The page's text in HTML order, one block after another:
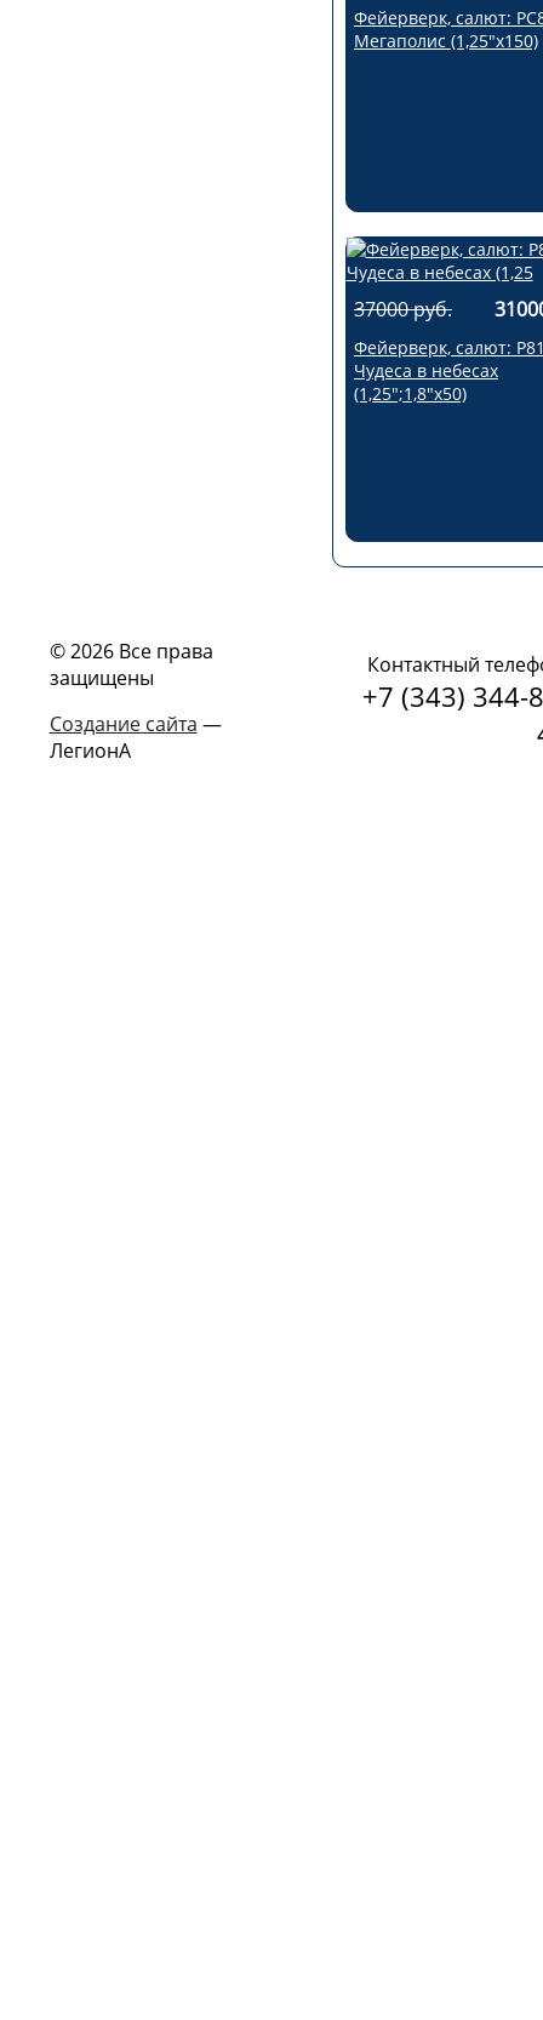
Фейерверк, салют:
Мегаполис (1,25"х150)
37000 руб.
Фейерверк, салют:
Чудеса в небесах
(1,25";1,8"х50)
© 2026 Все права
защищены
Создание сайта —
ЛегионА
Контактный
+7 (343) 344-